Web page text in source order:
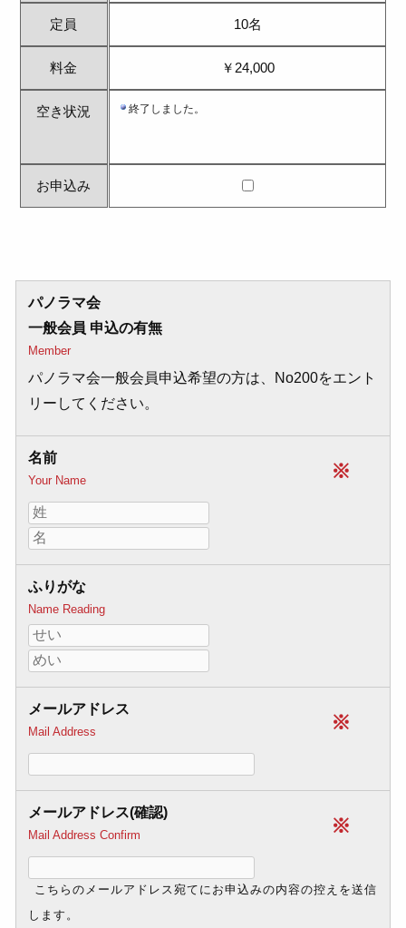
定員
料金
空き状況
お申込み
10名
￥24,000
パノラマ会
一般会員 申込の有無
Member
パノラマ会一般会員申込希望の方は、No200をエント
リーしてください。
※
名前
Your Name
ふりがな
Name Reading
※
メールアドレス
Mail Address
※
メールアドレス(確認)
Mail Address Confirm
こちらのメールアドレス宛てにお申込みの内容の控えを送信
します。